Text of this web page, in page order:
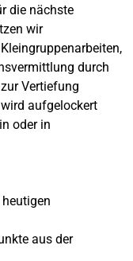
die nächste
wir
durch
Vertiefung
aufgelockert
oder in
aus der